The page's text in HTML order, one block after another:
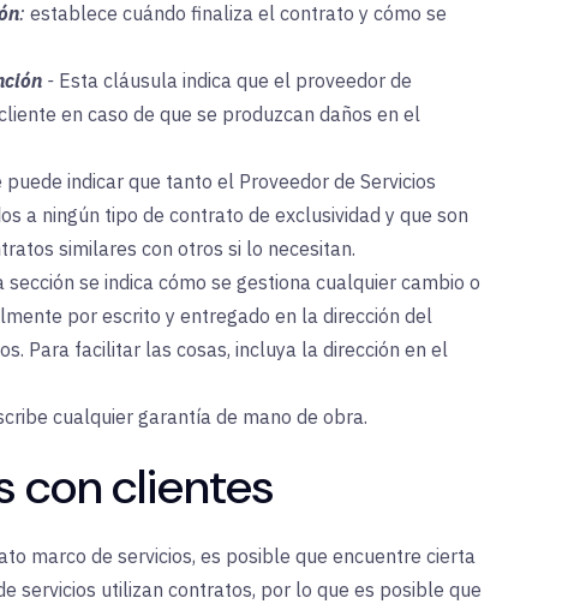
: establece cuándo finaliza el contrato y cómo se
- Esta cláusula indica que el proveedor de
en caso de que se produzcan daños en el
puede indicar que tanto el Proveedor de Servicios
a ningún tipo de contrato de exclusividad y que son
similares con otros si lo necesitan.
sección se indica cómo se gestiona cualquier cambio o
por escrito y entregado en la dirección del
Para facilitar las cosas, incluya la dirección en el
cualquier garantía de mano de obra.
con clientes
marco de servicios, es posible que encuentre cierta
servicios utilizan contratos, por lo que es posible que